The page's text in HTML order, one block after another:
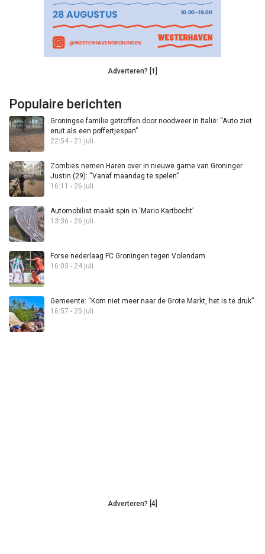
Adverteren? [1]
Populaire berichten
Groningse familie getroffen door noodweer in Italië: “Auto ziet
eruit als een poffertjespan”
22:54 - 21 juli
Zombies nemen Haren over in nieuwe game van Groninger
Justin (29): “Vanaf maandag te spelen”
16:11 - 26 juli
Automobilist maakt spin in ‘Mario Kartbocht’
13:36 - 26 juli
Forse nederlaag FC Groningen tegen Volendam
16:03 - 24 juli
Gemeente: “Kom niet meer naar de Grote Markt, het is te druk”
16:57 - 25 juli
Adverteren? [4]